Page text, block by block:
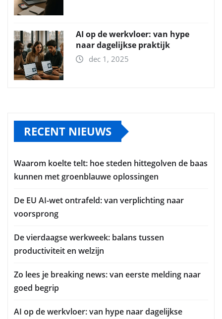
AI op de werkvloer: van hype
naar dagelijkse praktijk
dec 1, 2025
RECENT NIEUWS
Waarom koelte telt: hoe steden hittegolven de baas
kunnen met groenblauwe oplossingen
De EU AI-wet ontrafeld: van verplichting naar
voorsprong
De vierdaagse werkweek: balans tussen
productiviteit en welzijn
Zo lees je breaking news: van eerste melding naar
goed begrip
AI op de werkvloer: van hype naar dagelijkse